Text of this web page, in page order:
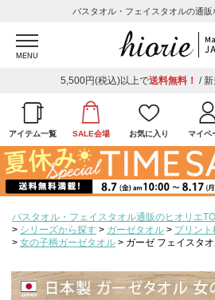
バスタオル・フェイスタオルの通
MENU
5,500円(税込)以上で送料無料！ /
アイテム一覧 SALE会場 お気に入り マイペ
バスタオル・フェイスタオル通販のヒオリエ
シリーズから探す
ガーゼタオル
プリン
女の子柄ガーゼタオル
ガーゼ フェイスタ